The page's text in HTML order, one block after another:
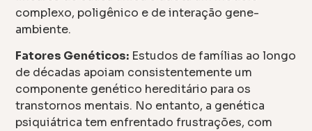
complexo, poligênico e de interação gene-
ambiente.
Fatores Genéticos: Estudos de famílias ao longo
de décadas apoiam consistentemente um
componente genético hereditário para os
transtornos mentais. No entanto, a genética
psiquiátrica tem enfrentado frustrações, com